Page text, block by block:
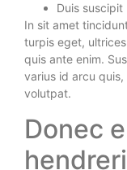
Duis
In sit amet
turpis eget,
quis ante enim.
varius id arcu
volutpat.
Donec